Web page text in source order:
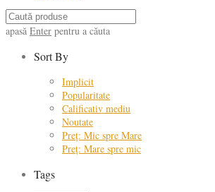
apasă Enter pentru a căuta
Sort By
Implicit
Popularitate
Calificativ mediu
Noutate
Preț: Mic spre Mare
Preț: Mare spre mic
Tags